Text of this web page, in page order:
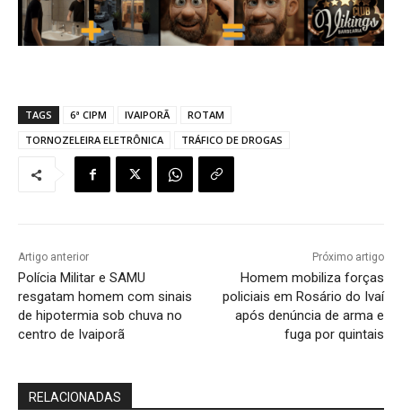
TAGS 6ª CIPM IVAIPORÃ
ROTAM
TORNOZELEIRA ELETRÔNICA
TRÁFICO DE DROGAS
Artigo anterior
Polícia Militar e SAMU
resgatam homem com sinais
de hipotermia sob chuva no
centro de Ivaiporã
Próximo artigo
Homem mobiliza forças
policiais em Rosário do Ivaí
após denúncia de arma e
fuga por quintais
RELACIONADAS